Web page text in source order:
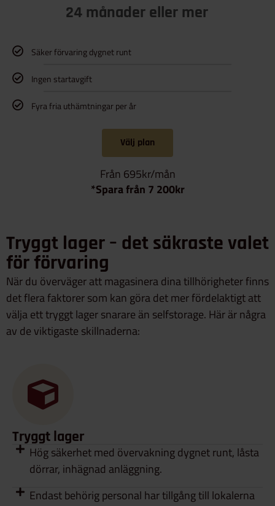
24 månader eller mer
Säker förvaring dygnet runt
Ingen startavgift
Fyra fria uthämtningar per år
Välj plan
Från 695kr/mån
*Spara från 7 200kr
Tryggt lager – det säkraste valet
för förvaring
När du överväger att magasinera dina tillhörigheter finns
det flera faktorer som kan göra det mer fördelaktigt att
välja ett tryggt lager snarare än selfstorage. Här är några
av de viktigaste skillnaderna:
Tryggt lager
Hög säkerhet med övervakning dygnet runt, låsta
dörrar, inhägnad anläggning.
Endast behörig personal har tillgång till lokalerna